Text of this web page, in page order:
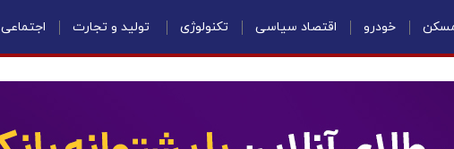
خودرو اقتصاد سیاسی تکنولوژی تولید و تجارت اجتماعی